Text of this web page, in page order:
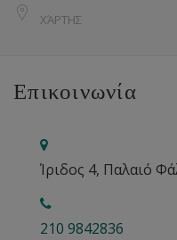
ΧΆΡΤΗΣ
Επικοινωνία
Ίριδος 4, Παλαιό
210 9842836